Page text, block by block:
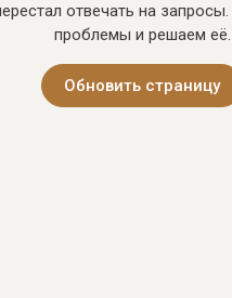
отвечать на
проблемы и решаем её.
Обновить страницу